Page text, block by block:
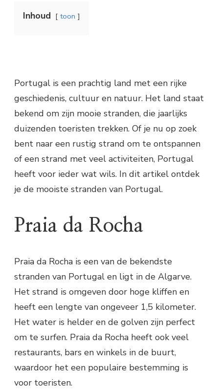
Inhoud toon
Portugal is een prachtig land met een rijke
geschiedenis, cultuur en natuur. Het land staat
bekend om zijn mooie stranden, die jaarlijks
duizenden toeristen trekken. Of je nu op zoek
bent naar een rustig strand om te ontspannen
of een strand met veel activiteiten, Portugal
heeft voor ieder wat wils. In dit artikel ontdek
je de mooiste stranden van Portugal.
Praia da Rocha
Praia da Rocha is een van de bekendste
stranden van Portugal en ligt in de Algarve.
Het strand is omgeven door hoge kliffen en
heeft een lengte van ongeveer 1,5 kilometer.
Het water is helder en de golven zijn perfect
om te surfen. Praia da Rocha heeft ook veel
restaurants, bars en winkels in de buurt,
waardoor het een populaire bestemming is
voor toeristen.